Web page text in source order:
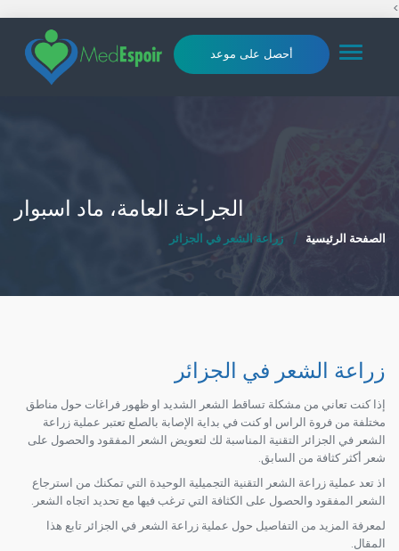
>
Toggle
navigation
أحصل على موعد
الجراحة العامة، ماد اسبوار
الصفحة الرئيسية زراعة الشعر في الجزائر
زراعة الشعر في الجزائر
إذا كنت تعاني من مشكلة تساقط الشعر الشديد او ظهور فراغات حول مناطق
مختلفة من فروة الراس او كنت في بداية الإصابة بالصلع تعتبر عملية زراعة
الشعر في الجزائر التقنية المناسبة لك لتعويض الشعر المفقود والحصول على
شعر أكثر كثافة من السابق.
اذ تعد عملية زراعة الشعر التقنية التجميلية الوحيدة التي تمكنك من استرجاع
الشعر المفقود والحصول على الكثافة التي ترغب فيها مع تحديد اتجاه الشعر.
لمعرفة المزيد من التفاصيل حول عملية زراعة الشعر في الجزائر تابع هذا
المقال.